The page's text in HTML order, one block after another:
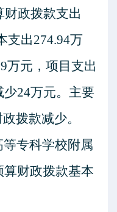
财政拨款支出
支出274.94万
万元，项目支出
少24万元。主要
拨款减少。
专科学校附属
财政拨款基本